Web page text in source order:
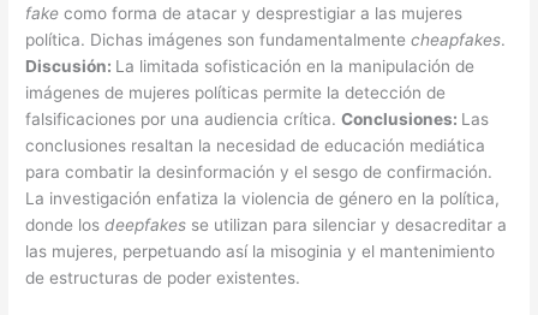
fake como forma de atacar y desprestigiar a las mujeres
política. Dichas imágenes son fundamentalmentecheapfakes.
Discusión: La limitada sofisticación en la manipulación de
imágenes de mujeres políticas permite la detección de
falsificaciones por una audiencia crítica.Conclusiones: Las
conclusiones resaltan la necesidad de educación mediática
para combatir la desinformación y el sesgo de confirmación.
La investigación enfatiza la violencia de género en la política,
donde losdeepfakes se utilizan para silenciar y desacreditar a
las mujeres, perpetuando así la misoginia y el mantenimiento
de estructuras de poder existentes.